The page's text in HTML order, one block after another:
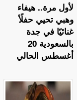
لأول مرة.. هيفاء
وهبي تحيي حفلًأ
غنائيًا في جدة
بالسعودية 20
أغسطس الحالي